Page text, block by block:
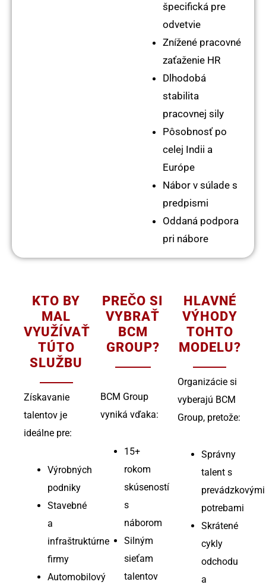
špecifická pre
odvetvie
Znížené pracovné
zaťaženie HR
Dlhodobá
stabilita
pracovnej sily
Pôsobnosť po
celej Indii a
Európe
Nábor v súlade s
predpismi
Oddaná podpora
pri nábore
KTO BY
MAL
VYUŽÍVAŤ
TÚTO
SLUŽBU
Získavanie
talentov je
ideálne pre:
Výrobných
podniky
Stavebné
a
infraštruktúrne
firmy
Automobilový
PREČO SI
VYBRAŤ
BCM
GROUP?
BCM Group
vyniká vďaka:
15+
rokom
skúseností
s
náborom
Silným
sieťam
talentov
HLAVNÉ
VÝHODY
TOHTO
MODELU?
Organizácie si
vyberajú BCM
Group, pretože:
Správny
talent s
prevádzkovými
potrebami
Skrátené
cykly
odchodu
a